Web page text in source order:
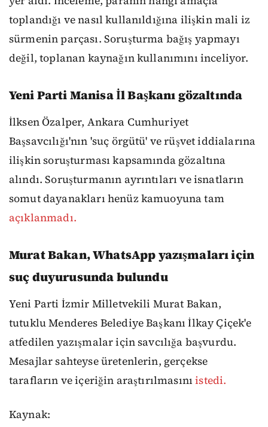
toplandığı ve nasıl kullanıldığına ilişkin mali iz
sürmenin parçası. Soruşturma bağış yapmayı
değil, toplanan kaynağın kullanımını inceliyor.
Yeni Parti Manisa İl Başkanı gözaltında
İlksen Özalper, Ankara Cumhuriyet
Başsavcılığı'nın 'suç örgütü' ve rüşvet iddialarına
ilişkin soruşturması kapsamında gözaltına
alındı. Soruşturmanın ayrıntıları ve isnatların
somut dayanakları henüz kamuoyuna tam
açıklanmadı.
Murat Bakan, WhatsApp yazışmaları için
suç duyurusunda bulundu
Yeni Parti İzmir Milletvekili Murat Bakan,
tutuklu Menderes Belediye Başkanı İlkay Çiçek'e
atfedilen yazışmalar için savcılığa başvurdu.
Mesajlar sahteyse üretenlerin, gerçekse
tarafların ve içeriğin araştırılmasınıistedi.
Kaynak: